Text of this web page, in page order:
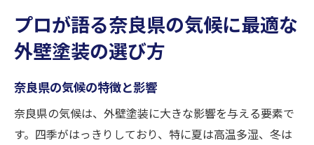
プロが語る奈良県の気候に最適な
外壁塗装の選び方
奈良県の気候の特徴と影響
奈良県の気候は、外壁塗装に大きな影響を与える要素で
す。四季がはっきりしており、特に夏は高温多湿、冬は